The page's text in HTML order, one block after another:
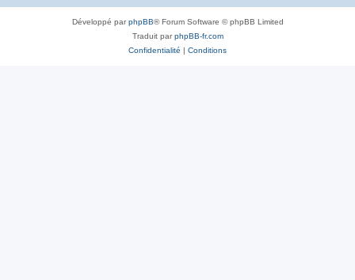
Développé parphpBB® Forum Software © phpBB Limited
Traduit parphpBB-fr.com
Confidentialité | Conditions